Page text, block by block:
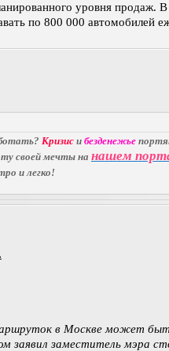
уровня продаж.
по 800 000 автомобилей
Кризис и безденежье
своей мечты на нашем
и легко!
в Москве может
заявил заместитель мэра